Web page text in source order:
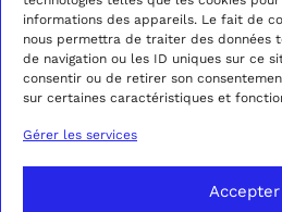
informations des appareils. Le fait de
nous permettra de traiter des données
de navigation ou les ID uniques sur ce
consentir ou de retirer son
sur certaines caractéristiques et
Gérer les services
Accepter